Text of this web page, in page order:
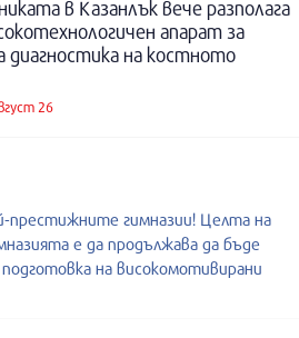
в Казанлък вече разполага
апарат за
диагностика на костното
26
престижните гимназии! Целта на
е да продължава да бъде
на високомотивирани